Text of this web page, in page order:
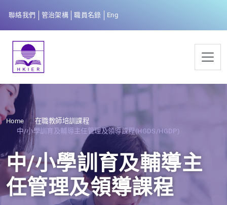
聯絡我們 管治架構 職員名錄 Eng
Home
在職教師培訓課程
中/小學訓育及輔導主任管理及領導課程(HGDS/HGDP)
中/小學訓育及輔導主
任管理及領導課程